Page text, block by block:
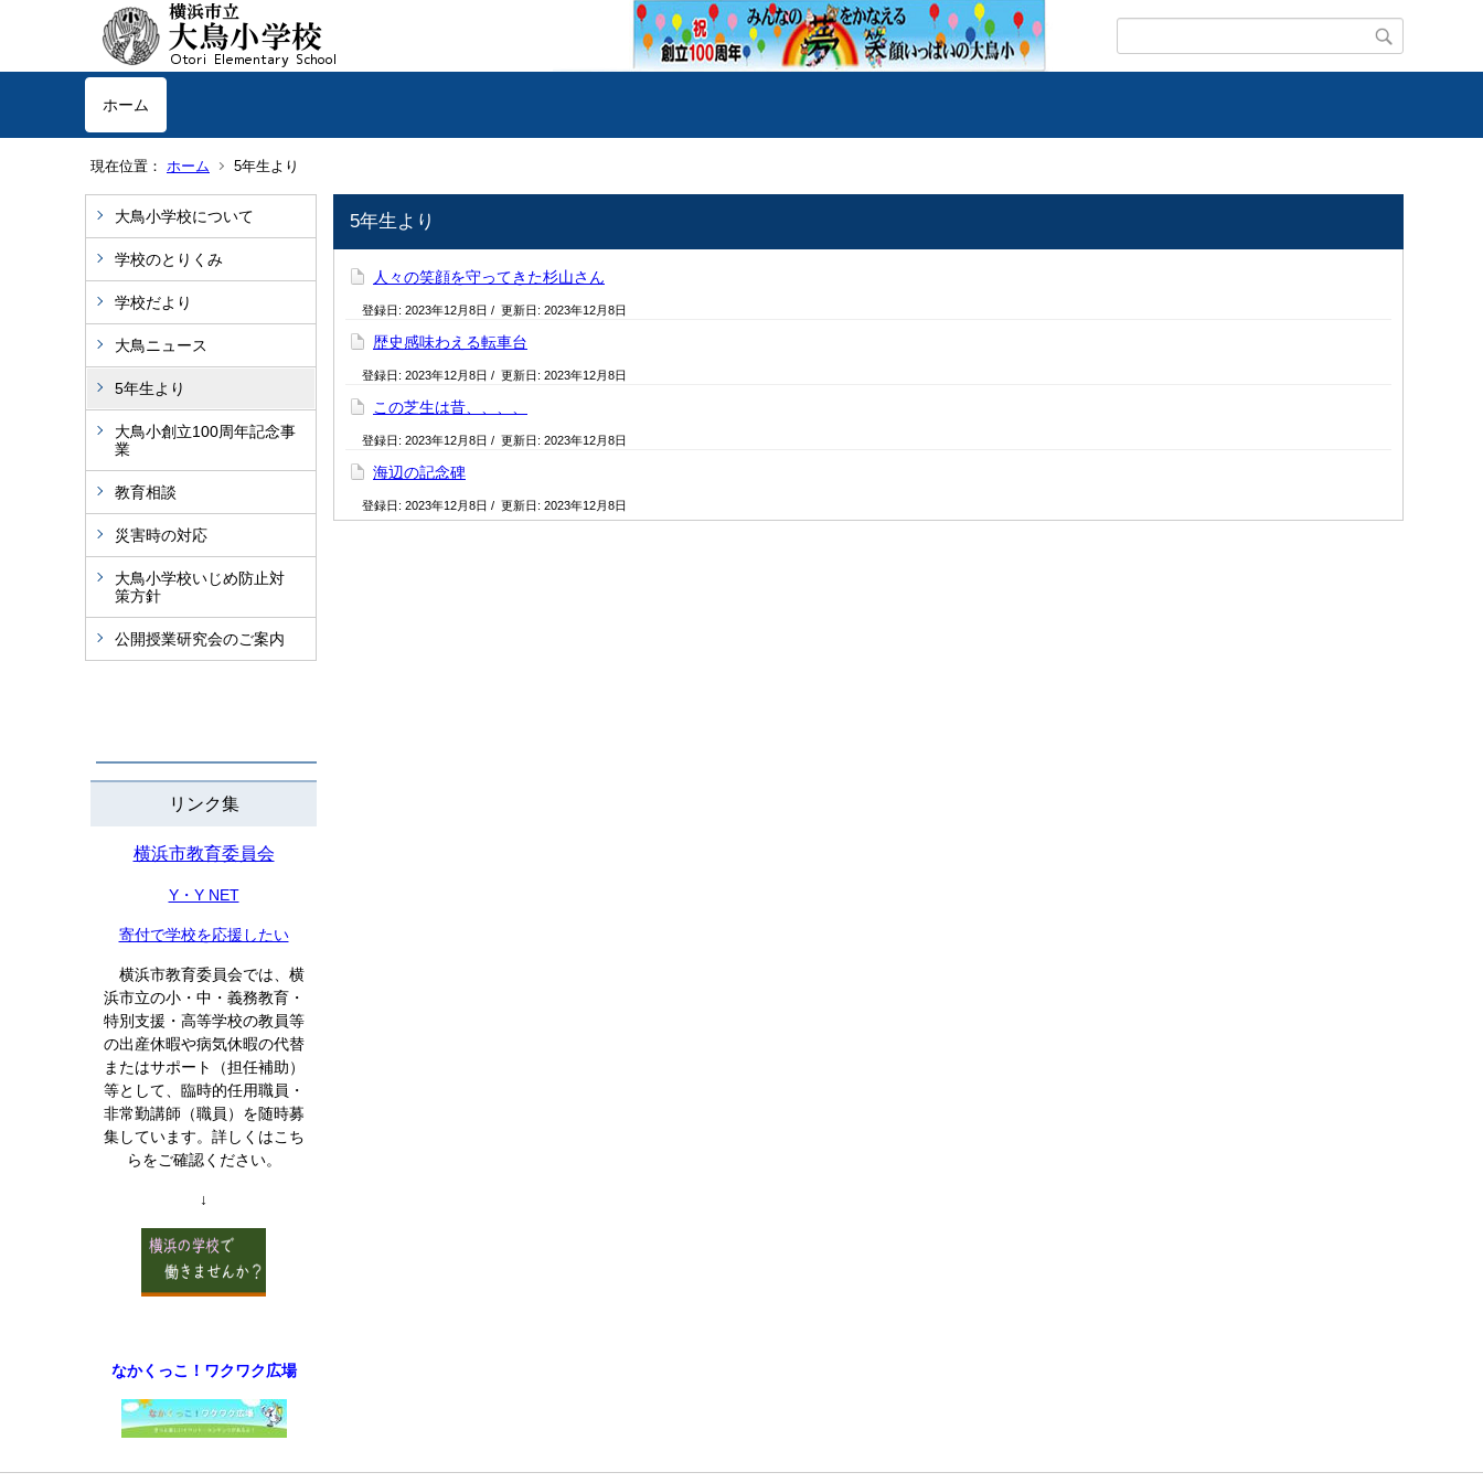
ホーム
現在位置： ホーム 5年生より
大鳥小学校について
学校のとりくみ
学校だより
大鳥ニュース
5年生より
大鳥小創立100周年記念事
業
教育相談
災害時の対応
大鳥小学校いじめ防止対
策方針
公開授業研究会のご案内
リンク集
横浜市教育委員会
Y・Y NET
寄付で学校を応援したい
横浜市教育委員会では、横
浜市立の小・中・義務教育・
特別支援・高等学校の教員等
の出産休暇や病気休暇の代替
またはサポート（担任補助）
等として、臨時的任用職員・
非常勤講師（職員）を随時募
集しています。詳しくはこち
らをご確認ください。
↓
なかくっこ！ワクワク広場
5年生より
人々の笑顔を守ってきた杉山さん
登録日: 2023年12月8日 / 更新日: 2023年12月8日
歴史感味わえる転車台
登録日: 2023年12月8日 / 更新日: 2023年12月8日
この芝生は昔、、、、
登録日: 2023年12月8日 / 更新日: 2023年12月8日
海辺の記念碑
登録日: 2023年12月8日 / 更新日: 2023年12月8日